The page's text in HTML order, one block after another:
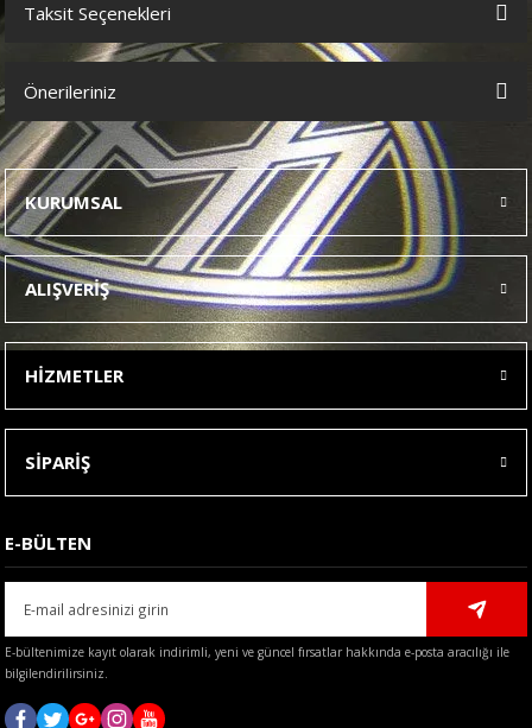
Bu ürüne ilk yorumu siz yapın!
Taksit Seçenekleri
Önerileriniz
Bu ürünün fiyat bilgisi, resim, ürün açıklamalarında ve diğer
konularda yetersiz gördüğünüz noktaları öneri formunu kullanarak
tarafımıza iletebilirsiniz.
Görüş ve önerileriniz için teşekkür ederiz.
Ürün resmi kalitesiz, bozuk veya görüntülenemiyor.
Ürün açıklamasında eksik bilgiler bulunuyor.
Ürün bilgilerinde hatalar bulunuyor.
Ürün fiyatı diğer sitelerden daha pahalı.
Bu ürüne benzer farklı alternatifler olmalı.
Gönder
KURUMSAL
ALIŞVERİŞ
HİZMETLER
SİPARİŞ
E-BÜLTEN
E-bültenimize kayıt olarak indirimli, yeni ve güncel fırsatlar hakkında e-posta aracılığı ile
bilgilendirilirsiniz.